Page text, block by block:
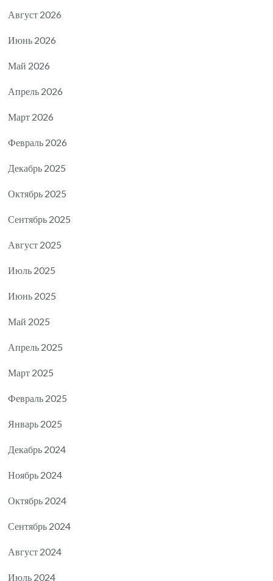
Август 2026
Июнь 2026
Май 2026
Апрель 2026
Март 2026
Февраль 2026
Декабрь 2025
Октябрь 2025
Сентябрь 2025
Август 2025
Июль 2025
Июнь 2025
Май 2025
Апрель 2025
Март 2025
Февраль 2025
Январь 2025
Декабрь 2024
Ноябрь 2024
Октябрь 2024
Сентябрь 2024
Август 2024
Июль 2024